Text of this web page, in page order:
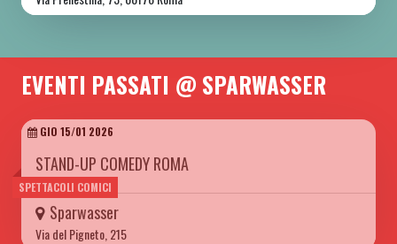
EVENTI PASSATI @ SPARWASSER
SPETTACOLI COMICI
GIO 15/01 2026
STAND-UP COMEDY ROMA
Sparwasser
Via del Pigneto, 215